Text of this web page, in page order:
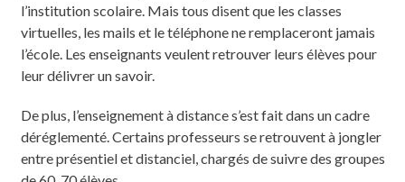
l’institution scolaire. Mais tous disent que les classes
virtuelles, les mails et le téléphone ne remplaceront jamais
l’école. Les enseignants veulent retrouver leurs élèves pour
leur délivrer un savoir.
De plus, l’enseignement à distance s’est fait dans un cadre
déréglementé. Certains professeurs se retrouvent à jongler
entre présentiel et distanciel, chargés de suivre des groupes